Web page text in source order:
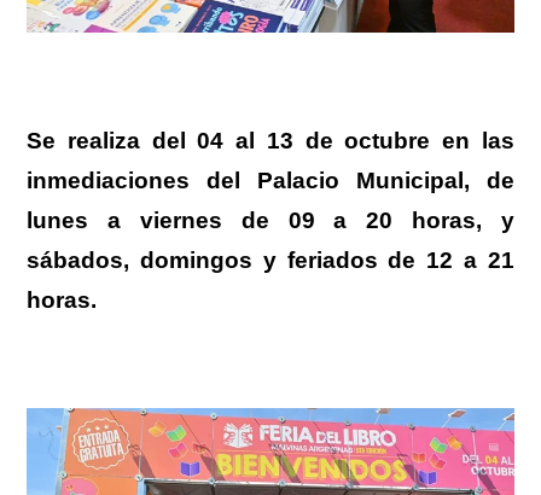
Se realiza del 04 al 13 de octubre en las
inmediaciones del Palacio Municipal, de
lunes a viernes de 09 a 20 horas, y
sábados, domingos y feriados de 12 a 21
horas.